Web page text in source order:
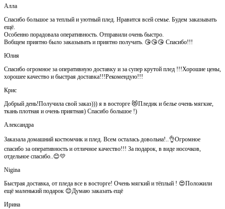
Алла
Спасибо большое за теплый и уютный плед. Нравится всей семье. Будем заказывать
ещё.
Особенно порадовала оперативность. Отправили очень быстро.
Вобщем приятно было заказывать и приятно получать. 😘😘😘 Спасибо!!!
Юлия
Спасибо огромное за оперативную доставку и за супер крутой плед !!!Хорошие цены,
хорошее качество и быстрая доставка!!!Рекомендую!!!
Крис
Добрый день!Получила свой заказ))) я в восторге 😻Пледик и белье очень мягкие,
ткань плотная и очень приятная) Спасибо большое !)
Александра
Заказала домашний костюмчик и плед. Всем осталась довольна!..👌Огромное
спасибо за оперативность и отличное качество!!! За подарок, в виде носочков,
отдельное спасибо..😊💛
Nigina
Быстрая доставка, от пледа все в восторге! Очень мягкий и тёплый ! 😍Положили
ещё маленький подарок 😊Думаю заказать ещё
Ирина